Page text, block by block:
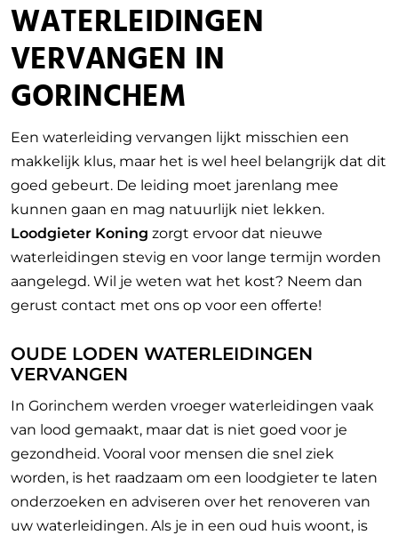
WATERLEIDINGEN
VERVANGEN IN
GORINCHEM
Een waterleiding vervangen lijkt misschien een
makkelijk klus, maar het is wel heel belangrijk dat dit
goed gebeurt. De leiding moet jarenlang mee
kunnen gaan en mag natuurlijk niet lekken.
Loodgieter Koning zorgt ervoor dat nieuwe
waterleidingen stevig en voor lange termijn worden
aangelegd. Wil je weten wat het kost? Neem dan
gerust contact met ons op voor een offerte!
OUDE LODEN WATERLEIDINGEN
VERVANGEN
In Gorinchem werden vroeger waterleidingen vaak
van lood gemaakt, maar dat is niet goed voor je
gezondheid. Vooral voor mensen die snel ziek
worden, is het raadzaam om een loodgieter te laten
onderzoeken en adviseren over het renoveren van
uw waterleidingen. Als je in een oud huis woont, is